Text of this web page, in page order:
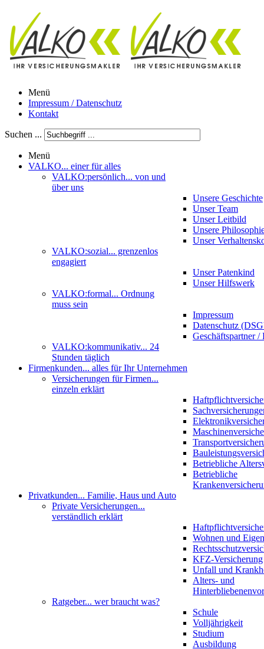
Menü
Impressum / Datenschutz
Kontakt
Suchen ...
Menü
VALKO... einer für alles
VALKO:persönlich... von und
über uns
Unsere Geschichte
Unser Team
Unser Leitbild
Unsere
Unser
VALKO:sozial... grenzenlos
engagiert
Unser Patenkind
Unser Hilfswerk
VALKO:formal... Ordnung
muss sein
Impressum
Datenschutz
Geschäftspartner /
VALKO:kommunikativ... 24
Stunden täglich
Firmenkunden... alles für Ihr Unternehmen
Versicherungen für Firmen...
einzeln erklärt
Betriebliche
Betriebliche
Privatkunden... Familie, Haus und Auto
Private Versicherungen...
verständlich erklärt
Wohnen und
KFZ-Versicherung
Unfall und
Alters- und
Ratgeber... wer braucht was?
Schule
Volljährigkeit
Studium
Ausbildung